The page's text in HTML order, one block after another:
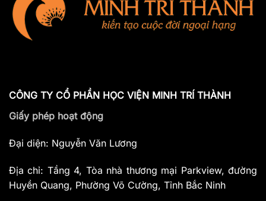
CÔNG TY CỔ PHẦN HỌC VIỆN MINH TRÍ THÀNH
Giấy phép hoạt động
Đại diện: Nguyễn Văn Lương
Địa chỉ: Tầng 4, Tòa nhà thương mại Parkview, đường
Huyền Quang, Phường Võ Cường, Tỉnh Bắc Ninh